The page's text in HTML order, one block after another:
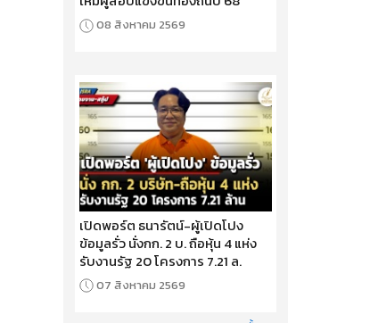
08 สิงหาคม 2569
เปิดพอร์ต ธนารัตน์-ผู้เปิดโปง
ข้อมูลรั่ว นั่งกก. 2 บ. ถือหุ้น 4 แห่ง
รับงานรัฐ 20 โครงการ 7.21 ล.
07 สิงหาคม 2569